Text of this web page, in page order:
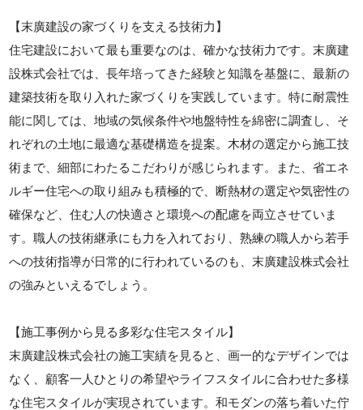
【末廣建設の家づくりを支える技術力】
住宅建設において最も重要なのは、確かな技術力です。末廣建
設株式会社では、長年培ってきた経験と知識を基盤に、最新の
建築技術を取り入れた家づくりを実践しています。特に耐震性
能に関しては、地域の気候条件や地盤特性を綿密に調査し、そ
れぞれの土地に最適な基礎構造を提案。木材の選定から施工技
術まで、細部にわたるこだわりが感じられます。また、省エネ
ルギー住宅への取り組みも積極的で、断熱材の選定や気密性の
確保など、住む人の快適さと環境への配慮を両立させていま
す。職人の技術継承にも力を入れており、熟練の職人から若手
への技術指導が日常的に行われているのも、末廣建設株式会社
の強みといえるでしょう。
【施工事例から見る多彩な住宅スタイル】
末廣建設株式会社の施工実績を見ると、画一的なデザインでは
なく、顧客一人ひとりの希望やライフスタイルに合わせた多様
な住宅スタイルが実現されています。和モダンの落ち着いた佇